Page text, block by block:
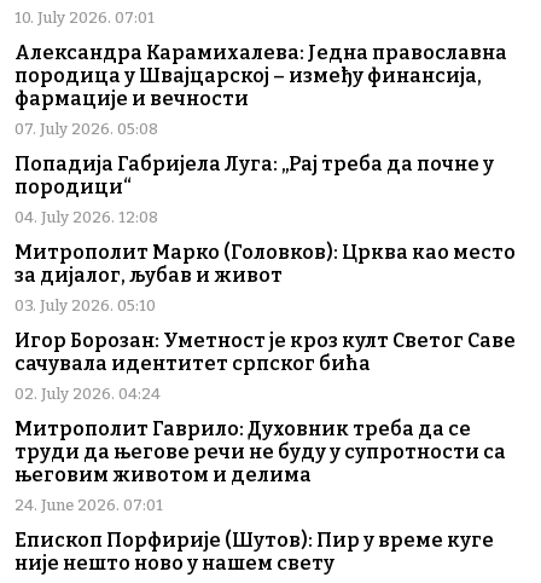
10. July 2026. 07:01
Александра Карамихалева: Једна православна
породица у Швајцарској – између финансија,
фармације и вечности
07. July 2026. 05:08
Попадија Габријела Луга: „Рај треба да почне у
породици“
04. July 2026. 12:08
Митрополит Марко (Головков): Црква као место
за дијалог, љубав и живот
03. July 2026. 05:10
Игор Борозан: Уметност је кроз култ Светог Саве
сачувала идентитет српског бића
02. July 2026. 04:24
Митрополит Гаврило: Духовник треба да се
труди да његове речи не буду у супротности са
његовим животом и делима
24. June 2026. 07:01
Епископ Порфирије (Шутов): Пир у време куге
није нешто ново у нашем свету